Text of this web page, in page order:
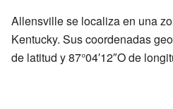
Allensville se localiza en una
Kentucky. Sus coordenadas
de latitud y 87°04′12″O de